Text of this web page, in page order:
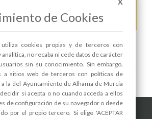
en las Redes
X
de Cookies
cookies propias y de terceros con
no recaba ni cede datos de carácter
sin su conocimiento. Sin embargo,
a sitios web de terceros con políticas de
a la del Ayuntamiento de Alhama de Murcia
si acepta o no cuando acceda a ellos
de configuración de su navegador o desde
por el propio tercero. Si elige 'ACEPTAR